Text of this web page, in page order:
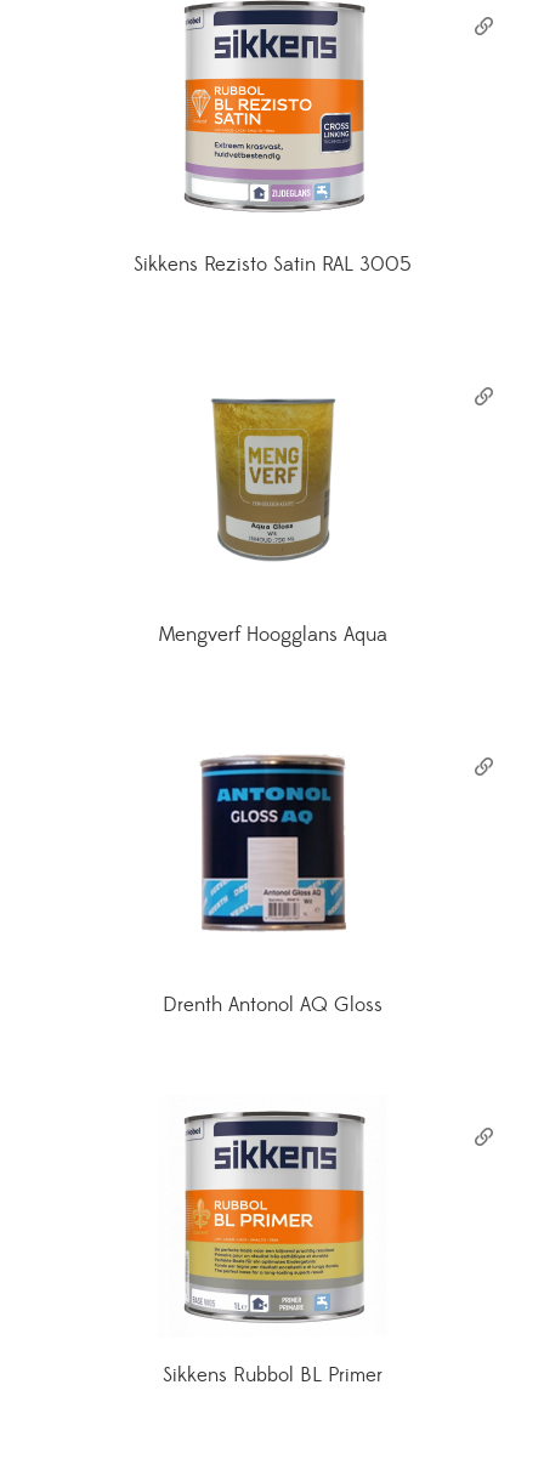
Sikkens Rezisto Satin RAL 3005
Mengverf Hoogglans Aqua
Drenth Antonol AQ Gloss
Sikkens Rubbol BL Primer